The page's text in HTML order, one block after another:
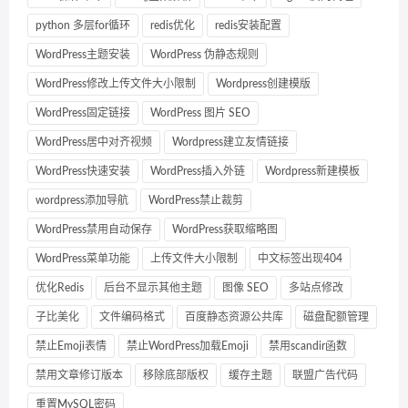
python 多层for循环 redis优化 redis安装配置
WordPress主题安装 WordPress 伪静态规则
WordPress修改上传文件大小限制 Wordpress创建模版
WordPress固定链接 WordPress 图片 SEO
WordPress居中对齐视频 Wordpress建立友情链接
WordPress快速安装 WordPress插入外链 Wordpress新建模板
wordpress添加导航 WordPress禁止裁剪
WordPress禁用自动保存 WordPress获取缩略图
WordPress菜单功能 上传文件大小限制 中文标签出现404
优化Redis 后台不显示其他主题 图像 SEO 多站点修改
子比美化 文件编码格式 百度静态资源公共库 磁盘配额管理
禁止Emoji表情 禁止WordPress加载Emoji 禁用scandir函数
禁用文章修订版本 移除底部版权 缓存主题 联盟广告代码
重置MySQL密码